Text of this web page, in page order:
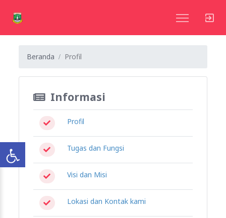
Beranda Profil
Informasi
Profil
Tugas dan Fungsi
Visi dan Misi
Lokasi dan Kontak kami